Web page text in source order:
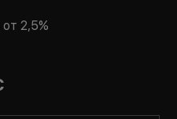
2,5%